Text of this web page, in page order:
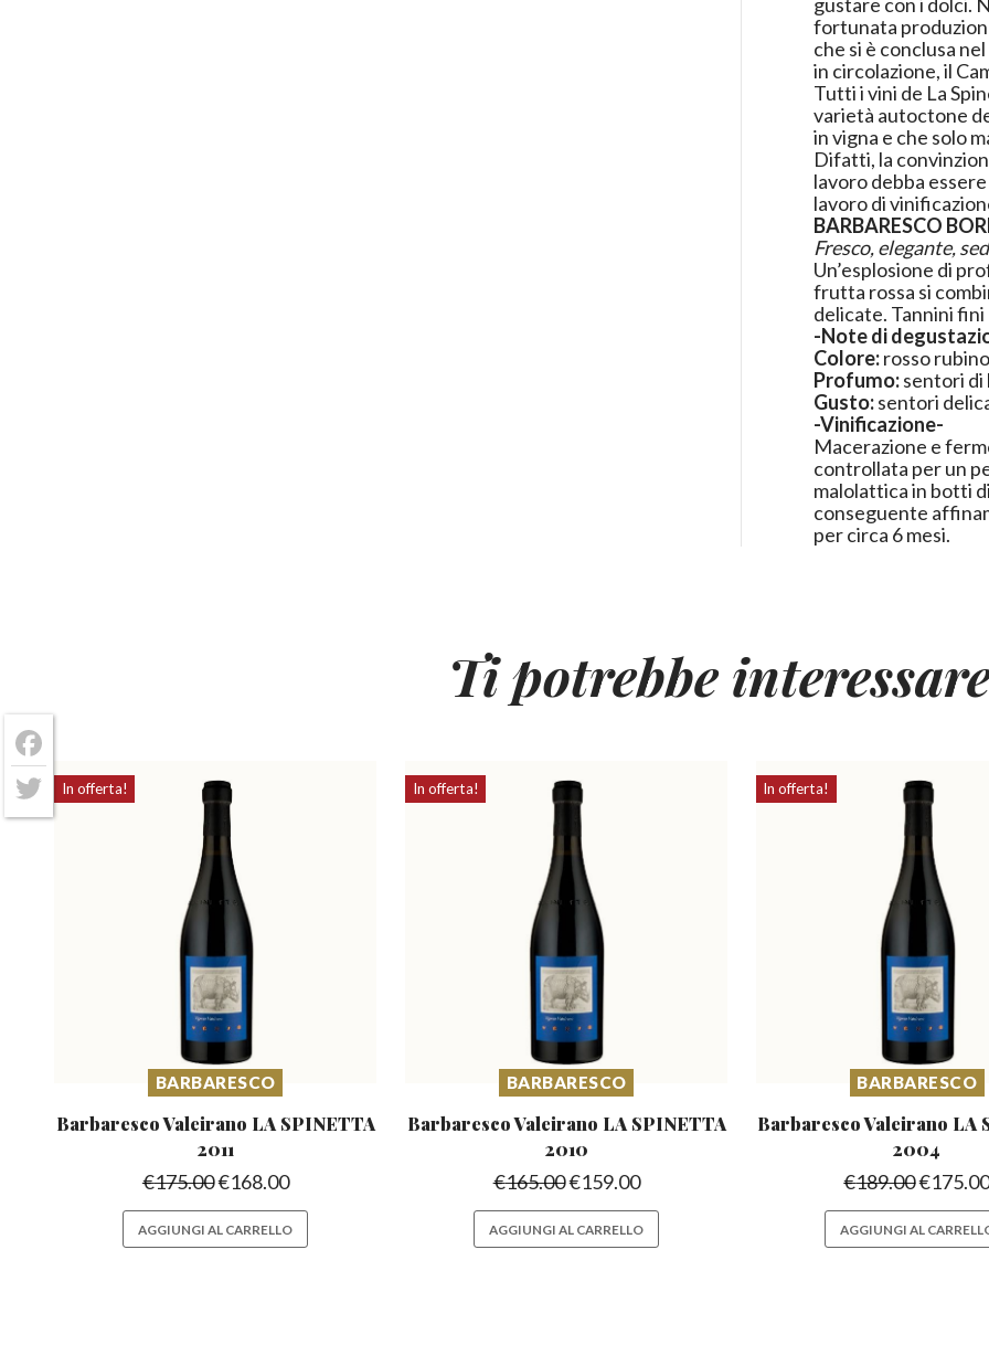
fortunata
che si è conclusa
in circolazione, il
Tutti i vini de La
varietà autoctone
in vigna e che solo
Difatti, la
lavoro debba
lavoro di
BARBARESCO
Fresco, elegante,
Un’esplosione di
frutta rossa si
delicate. Tannini
-Note di
Colore:rosso rubino
Profumo:sentori di
Gusto:sentori
-Vinificazione-
Macerazione e
controllata per un
malolattica in botti
conseguente
per circa 6 mesi.
Ti potrebbe
In offerta!
BARBARESCO
Barbaresco Valeirano LA SPINETTA
2011
€175.00€168.00
AGGIUNGI AL CARRELLO
In offerta!
BARBARESCO
Barbaresco Valeirano LA SPINETTA
2010
€165.00€159.00
AGGIUNGI AL CARRELLO
In offerta!
BARBARESCO
Barbaresco Valeirano LA
2004
€189.00€
AGGIUNGI AL
Facebook
Twitter